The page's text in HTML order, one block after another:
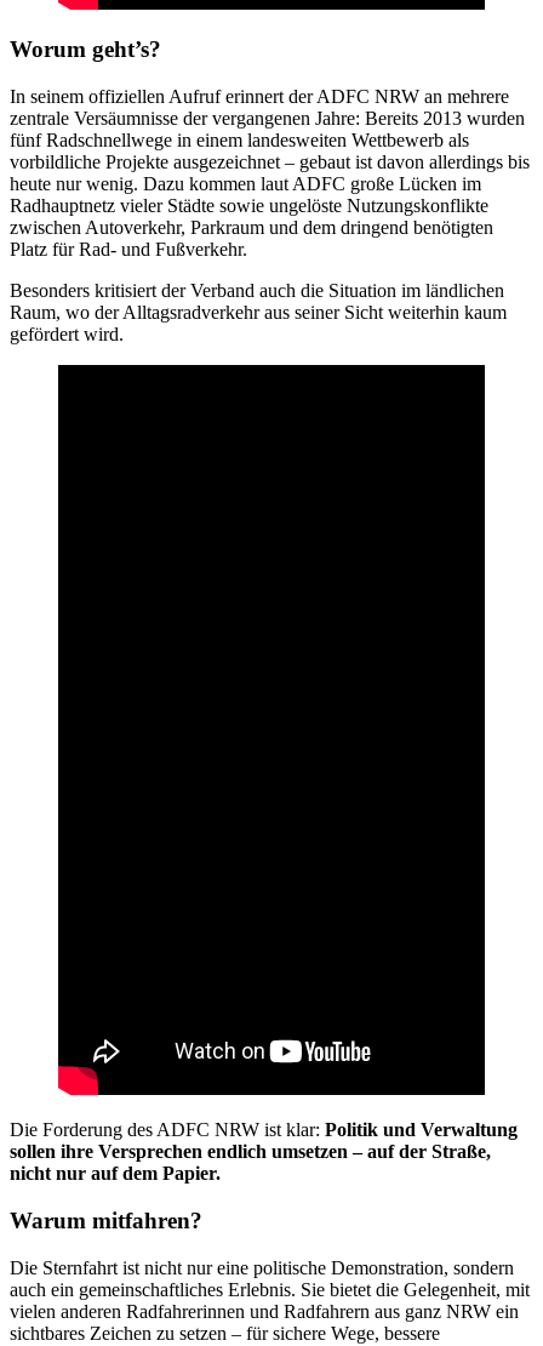
Worum geht’s?
In seinem offiziellen Aufruf erinnert der ADFC NRW an mehrere
zentrale Versäumnisse der vergangenen Jahre: Bereits 2013 wurden
fünf Radschnellwege in einem landesweiten Wettbewerb als
vorbildliche Projekte ausgezeichnet – gebaut ist davon allerdings bis
heute nur wenig. Dazu kommen laut ADFC große Lücken im
Radhauptnetz vieler Städte sowie ungelöste Nutzungskonflikte
zwischen Autoverkehr, Parkraum und dem dringend benötigten
Platz für Rad- und Fußverkehr.
Besonders kritisiert der Verband auch die Situation im ländlichen
Raum, wo der Alltagsradverkehr aus seiner Sicht weiterhin kaum
gefördert wird.
Die Forderung des ADFC NRW ist klar: Politik und Verwaltung
sollen ihre Versprechen endlich umsetzen – auf der Straße,
nicht nur auf dem Papier.
Warum mitfahren?
Die Sternfahrt ist nicht nur eine politische Demonstration, sondern
auch ein gemeinschaftliches Erlebnis. Sie bietet die Gelegenheit, mit
vielen anderen Radfahrerinnen und Radfahrern aus ganz NRW ein
sichtbares Zeichen zu setzen – für sichere Wege, bessere